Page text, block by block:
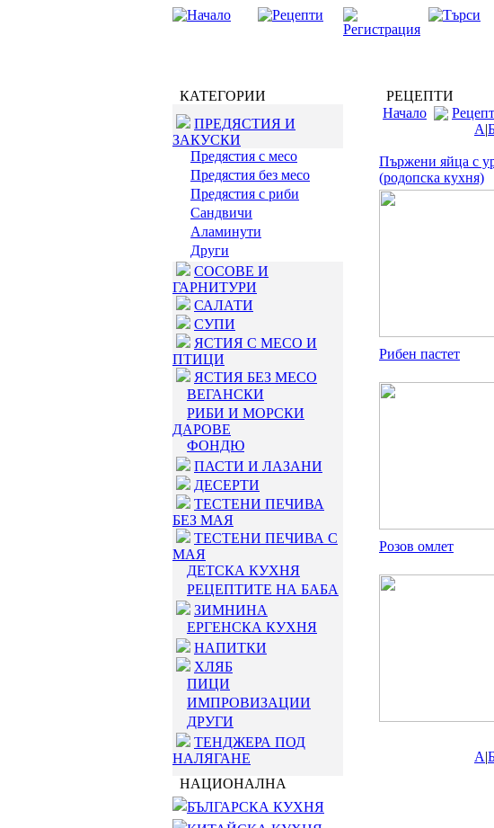
КАТЕГОРИИ
ПРЕДЯСТИЯ И
ЗАКУСКИ
Предястия с месо
Предястия без месо
Предястия с риби
Сандвичи
Аламинути
Други
СОСОВЕ И
ГАРНИТУРИ
САЛАТИ
СУПИ
ЯСТИЯ С МЕСО И
ПТИЦИ
ЯСТИЯ БЕЗ МЕСО
ВЕГАНСКИ
РИБИ И МОРСКИ
ДАРОВЕ
ФОНДЮ
ПАСТИ И ЛАЗАНИ
ДЕСЕРТИ
ТЕСТЕНИ ПЕЧИВА
БЕЗ МАЯ
ТЕСТЕНИ ПЕЧИВА С
МАЯ
ДЕТСКА КУХНЯ
РЕЦЕПТИТЕ НА БАБА
ЗИМНИНА
ЕРГЕНСКА КУХНЯ
НАПИТКИ
ХЛЯБ
ПИЦИ
ИМПРОВИЗАЦИИ
ДРУГИ
ТЕНДЖЕРА ПОД
НАЛЯГАНЕ
НАЦИОНАЛНА
БЪЛГАРСКА КУХНЯ
РЕЦЕПТИ
Начало
А|
Пържени яйца с
(родопска кухня)
Рибен пастет
Розов омлет
А|